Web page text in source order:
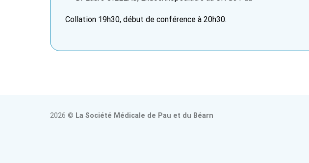
Collation 19h30, début de conférence à 20h30.
2026 © La Société Médicale de Pau et du Béarn